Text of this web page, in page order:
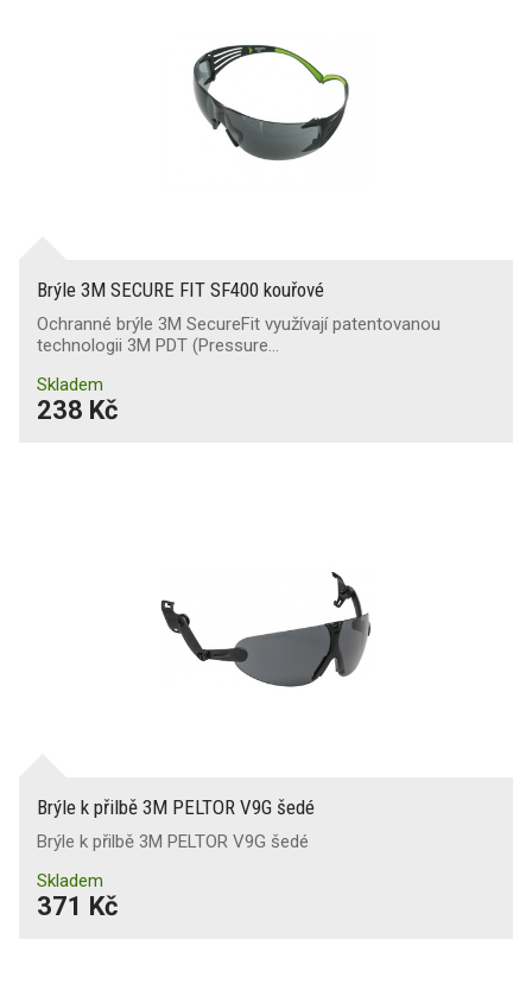
Brýle 3M SECURE FIT SF400 kouřové
Ochranné brýle 3M SecureFit využívají patentovanou
technologii 3M PDT (Pressure…
Skladem
238 Kč
Brýle k přilbě 3M PELTOR V9G šedé
Brýle k přilbě 3M PELTOR V9G šedé
Skladem
371 Kč